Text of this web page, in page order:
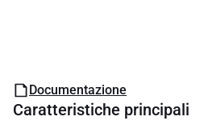
Documentazione
Caratteristiche principali